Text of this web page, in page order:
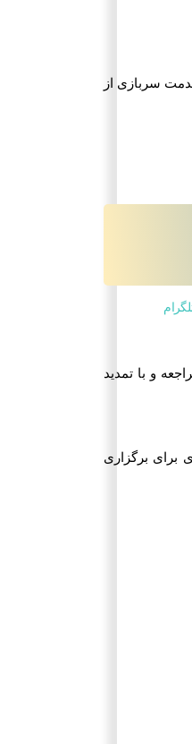
سربازی از
و با تمدید
برای برگزاری